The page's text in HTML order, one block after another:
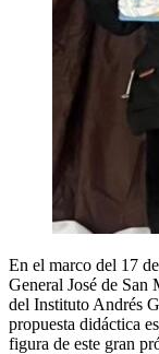
En el marco del 17
General José de San
del Instituto Andrés
propuesta didáctica
figura de este gran